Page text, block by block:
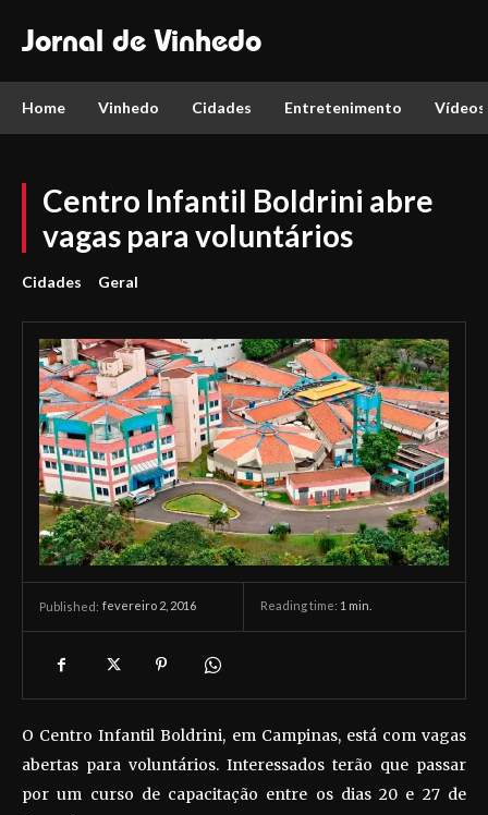
Jornal de Vinhedo
Home Vinhedo Cidades Entretenimento Vídeos
Centro Infantil Boldrini abre
vagas para voluntários
Cidades Geral
Published: fevereiro 2, 2016 Reading time: 1 min.
O Centro Infantil Boldrini, em Campinas, está com vagas
abertas para voluntários. Interessados terão que passar
por um curso de capacitação entre os dias 20 e 27 de